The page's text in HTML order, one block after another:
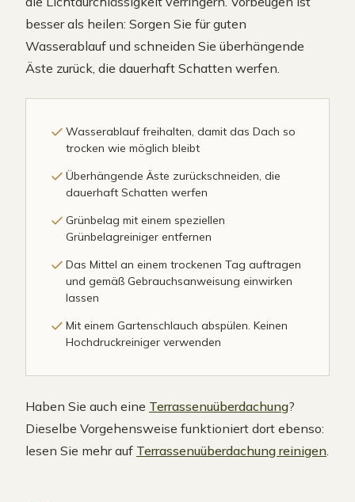
besser als heilen: Sorgen Sie für guten
Wasserablauf und schneiden Sie überhängende
Äste zurück, die dauerhaft Schatten werfen.
Wasserablauf freihalten, damit das Dach so
trocken wie möglich bleibt
Überhängende Äste zurückschneiden, die
dauerhaft Schatten werfen
Grünbelag mit einem speziellen
Grünbelagreiniger entfernen
Das Mittel an einem trockenen Tag auftragen
und gemäß Gebrauchsanweisung einwirken
lassen
Mit einem Gartenschlauch abspülen. Keinen
Hochdruckreiniger verwenden
Haben Sie auch eine Terrassenuüberdachung?
Dieselbe Vorgehensweise funktioniert dort ebenso:
lesen Sie mehr auf Terrassenuüberdachung reinigen.